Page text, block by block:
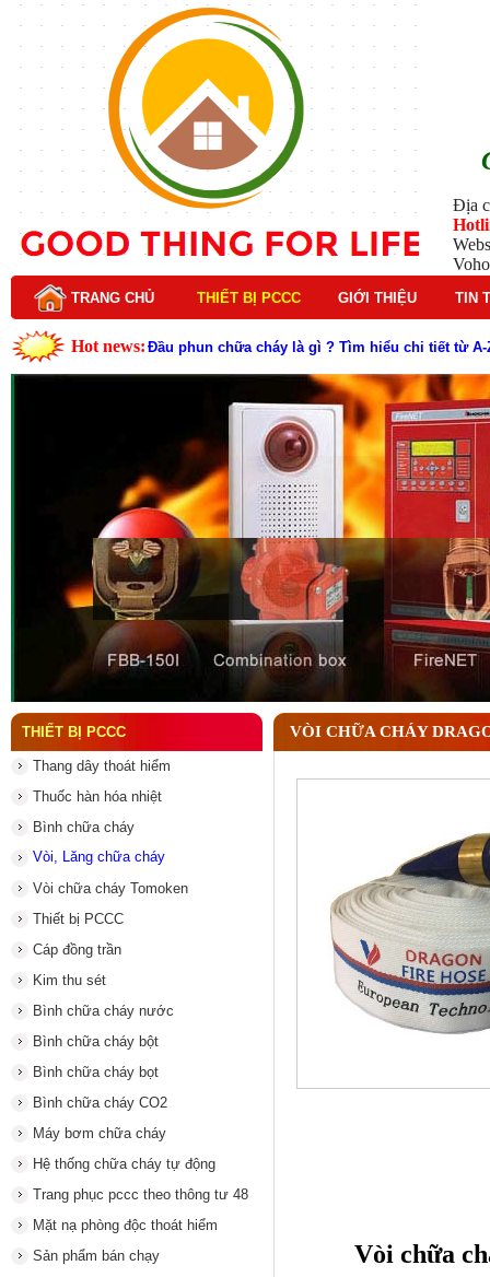
Địa
TRANG CHỦ THIẾT BỊ PCCC GIỚI THIỆU TIN
Hot news: Lý do nên chọn hệ thống báo cháy Hochiki cho
Cấu tạo và nguyên lý hoạt động của báo cháy
Tìm hiểu chi tiết về hệ thống báo cháy Horing
Các loại thang dây thoát hiểm phổ biến trên thị
Thang dây thoát hiểm có tác dụng gì trong tình
Cấu tạo đầu phun chữa cháy trong hệ thống
Kim thu sét là gì? Cấu tạo, nguyên lý hoạt động
Đầu phun chữa cháy là gì và nguyên lý hoạt động
Đầu phun chữa cháy là gì ? Tìm hiểu chi tiết từ A-
THIẾT BỊ PCCC
Thang dây thoát hiểm
Thuốc hàn hóa nhiệt
Bình chữa cháy
Vòi, Lăng chữa cháy
Vòi chữa cháy Tomoken
Thiết bị PCCC
Cáp đồng trần
Kim thu sét
Bình chữa cháy nước
Bình chữa cháy bột
Bình chữa cháy bọt
Bình chữa cháy CO2
Máy bơm chữa cháy
Hệ thống chữa cháy tự động
Trang phục pccc theo thông tư 48
Mặt nạ phòng độc thoát hiểm
Sản phẩm bán chạy
VÒI CHỮA CHÁY
Vòi chữa